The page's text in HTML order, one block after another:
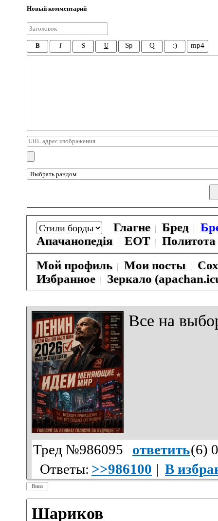
Новый комментарий
B I S U Sp Q :) mp4
Глагне Бред
Апачанопедiя
ЕОТ
Политота
Мой профиль
Мои посты
Избранное
Зеркало
Все на
Тред №986095 ответить(6)
Ответы: >>986100 | В
Вниз
Шариков